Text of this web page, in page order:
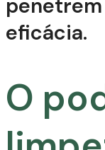
eficácia.
O